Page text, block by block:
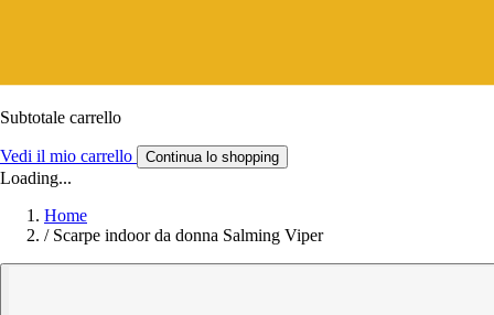
Subtotale carrello
Vedi il mio carrello Continua lo shopping
Loading...
Home
/ Scarpe indoor da donna Salming Viper